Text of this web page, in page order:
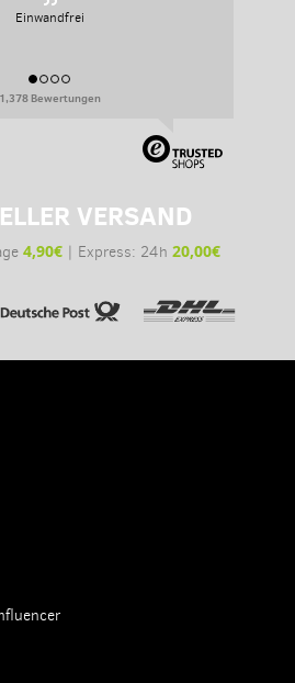
sehr flexibel.
1,378 Bewertungen
VERSAND
4,90€| Express: 24h 20,00€